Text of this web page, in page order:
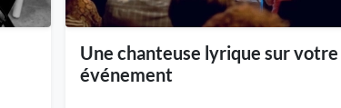
Une chanteuse lyrique sur votre
événement